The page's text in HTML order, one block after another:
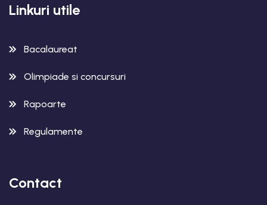
Linkuri utile
Bacalaureat
Olimpiade si concursuri
Rapoarte
Regulamente
Contact